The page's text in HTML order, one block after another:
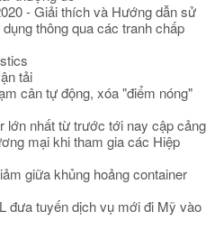
- Giải thích và Hướng dẫn sử
thông qua các tranh chấp
tải
cân tự động, xóa "điểm nóng"
lớn nhất từ trước tới nay cập cảng
mại khi tham gia các Hiệp
giữa khủng hoảng container
đưa tuyến dịch vụ mới đi Mỹ vào